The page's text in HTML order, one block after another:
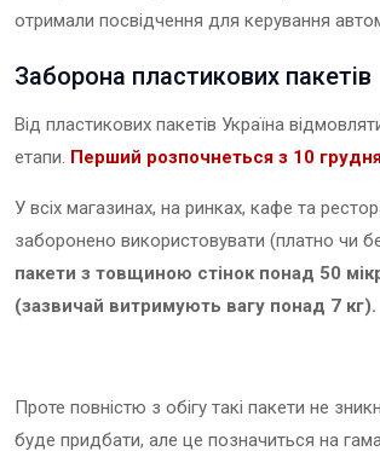
отримали посвідчення для керування
Заборона пластикових пакетів
Від пластикових пакетів Україна
етапи. Перший розпочнеться з 10
У всіх магазинах, на ринках, кафе та
заборонено використовувати (платно чи
пакети з товщиною стінок понад 50
(зазвичай витримують вагу понад 7 кг).
Проте повністю з обігу такі пакети не
буде придбати, але це позначиться на